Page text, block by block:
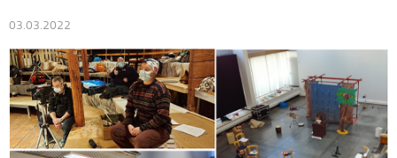
03.03.2022